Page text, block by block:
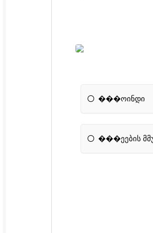
���ოინდი
���ეების